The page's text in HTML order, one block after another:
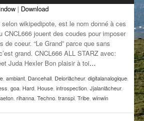
PORTE EN BOIS
| Download
selon wikipedipote, est le nom donné à ces
CNCL666 jouent des coudes pour imposer
de coeur. “Le Grand” parce que sans
grand. CNCL666 ALL STARZ avec:
Juda Hexler Bon plaisir à toi…
ambiant Dancehall Delorlâcheur, digitalanalogique
goa Hard House introspection Jjalanlâcheur,
rihanna Techno transpi Tribe winwin